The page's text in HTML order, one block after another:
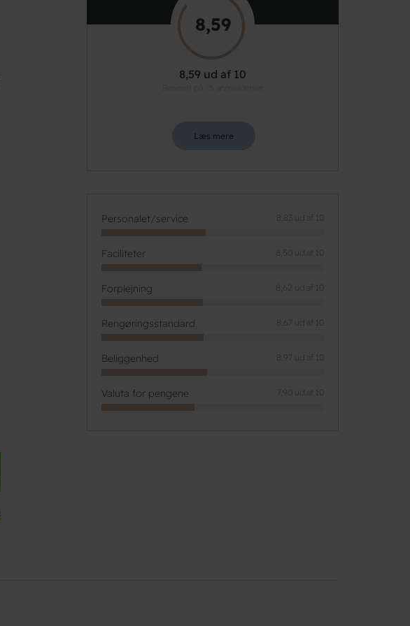
8,59
8,59 ud af 10
Læs mere
Personalet/service 8,83 ud af 10
Faciliteter 8,50 ud af 10
Forplejning 8,62 ud af 10
Rengøringsstandard 8,67 ud af 10
Beliggenhed 8,97 ud af 10
Valuta for pengene 7,90 ud af 10